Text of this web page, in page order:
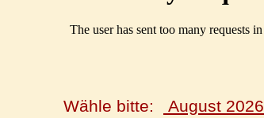
Wähle bitte: August 2026